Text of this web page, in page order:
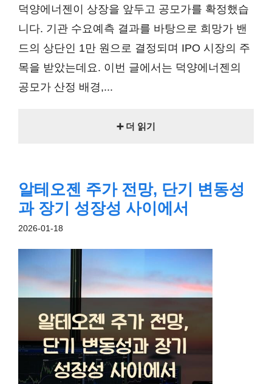
덕양에너젠이 상장을 앞두고 공모가를 확정했습
니다. 기관 수요예측 결과를 바탕으로 희망가 밴
드의 상단인 1만 원으로 결정되며 IPO 시장의 주
목을 받았는데요. 이번 글에서는 덕양에너젠의
공모가 산정 배경,...
➕ 더 읽기
알테오젠 주가 전망, 단기 변동성
과 장기 성장성 사이에서
2026-01-18